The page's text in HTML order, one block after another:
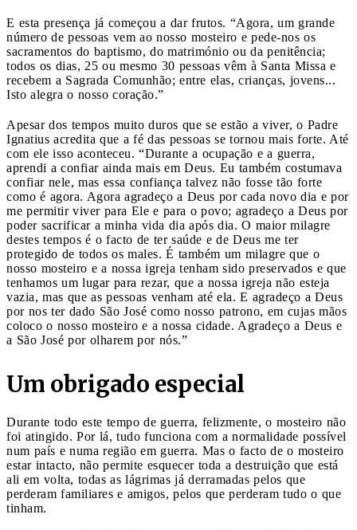
E esta presença já começou a dar frutos. “Agora, um grande
número de pessoas vem ao nosso mosteiro e pede-nos os
sacramentos do baptismo, do matrimónio ou da penitência;
todos os dias, 25 ou mesmo 30 pessoas vêm à Santa Missa e
recebem a Sagrada Comunhão; entre elas, crianças, jovens...
Isto alegra o nosso coração.”
Apesar dos tempos muito duros que se estão a viver, o Padre
Ignatius acredita que a fé das pessoas se tornou mais forte. Até
com ele isso aconteceu. “Durante a ocupação e a guerra,
aprendi a confiar ainda mais em Deus. Eu também costumava
confiar nele, mas essa confiança talvez não fosse tão forte
como é agora. Agora agradeço a Deus por cada novo dia e por
me permitir viver para Ele e para o povo; agradeço a Deus por
poder sacrificar a minha vida dia após dia. O maior milagre
destes tempos é o facto de ter saúde e de Deus me ter
protegido de todos os males. É também um milagre que o
nosso mosteiro e a nossa igreja tenham sido preservados e que
tenhamos um lugar para rezar, que a nossa igreja não esteja
vazia, mas que as pessoas venham até ela. E agradeço a Deus
por nos ter dado São José como nosso patrono, em cujas mãos
coloco o nosso mosteiro e a nossa cidade. Agradeço a Deus e
a São José por olharem por nós.”
Um obrigado especial
Durante todo este tempo de guerra, felizmente, o mosteiro não
foi atingido. Por lá, tudo funciona com a normalidade possível
num país e numa região em guerra. Mas o facto de o mosteiro
estar intacto, não permite esquecer toda a destruição que está
ali em volta, todas as lágrimas já derramadas pelos que
perderam familiares e amigos, pelos que perderam tudo o que
tinham.